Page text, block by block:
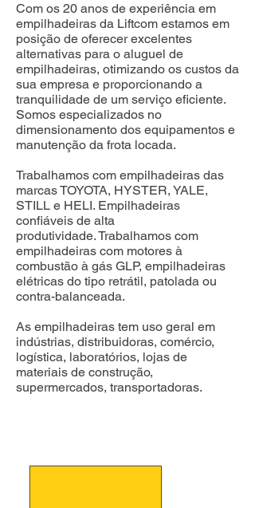
Com os 20 anos de experiência em
empilhadeiras da Liftcom estamos em
posição de oferecer excelentes
alternativas para o aluguel de
empilhadeiras, otimizando os custos da
sua empresa e proporcionando a
tranquilidade de um serviço eficiente.
Somos especializados no
dimensionamento dos equipamentos e
manutenção da frota locada.
Trabalhamos com empilhadeiras das
marcas TOYOTA, HYSTER, YALE,
STILL e HELI. Empilhadeiras
confiáveis de alta
produtividade.Trabalhamos com
empilhadeiras com motores à
combustão à gás GLP, empilhadeiras
elétricas do tipo retrátil, patolada ou
contra-balanceada.
As empilhadeiras tem uso geral em
indústrias, distribuidoras, comércio,
logística, laboratórios, lojas de
materiais de construção,
supermercados, transportadoras.